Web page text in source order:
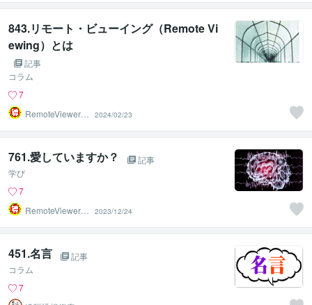
843.リモート・ビューイング（Remote Vi
ewing）とは
記事
コラム
7
RemoteViewer導
2024/02/23
761.愛していますか？
記事
学び
7
RemoteViewer導
2023/12/24
451.名言
記事
コラム
7